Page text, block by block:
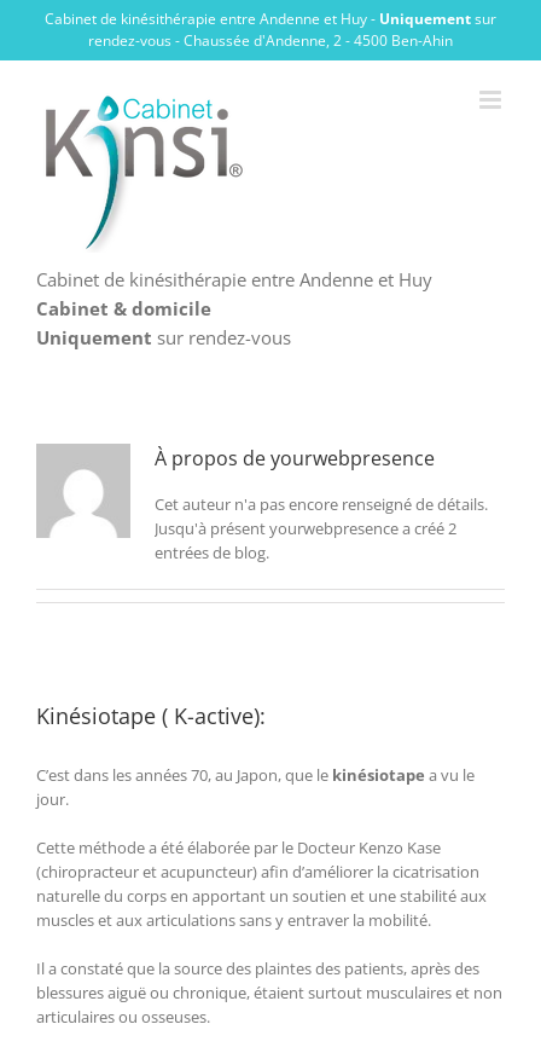
contenu
Cabinet de kinésithérapie entre Andenne et Huy - Uniquementsur
rendez-vous - Chaussée d'Andenne, 2 - 4500 Ben-Ahin
Cabinet de kinésithérapie entre Andenne et Huy
Cabinet & domicile
Uniquement sur rendez-vous
À propos deyourwebpresence
Cet auteur n'a pas encore renseigné de détails.
Jusqu'à présent yourwebpresence a créé 2
entrées de blog.
Kinésiotape ( K-active):
C’est dans les années 70, au Japon, que le kinésiotape a vu le
jour.
Cette méthode a été élaborée par le Docteur Kenzo Kase
(chiropracteur et acupuncteur) afin d’améliorer la cicatrisation
naturelle du corps en apportant un soutien et une stabilité aux
muscles et aux articulations sans y entraver la mobilité.
Il a constaté que la source des plaintes des patients, après des
blessures aiguë ou chronique, étaient surtout musculaires et non
articulaires ou osseuses.